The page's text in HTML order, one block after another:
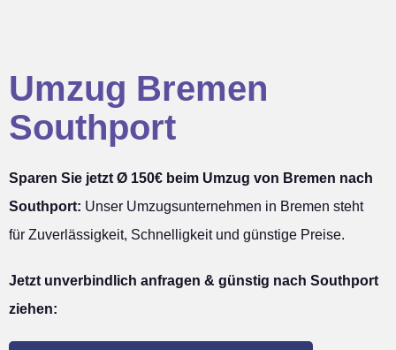
Umzug Bremen
Southport
Sparen Sie jetzt Ø 150€ beim Umzug von Bremen nach
Southport: Unser Umzugsunternehmen in Bremen steht
für Zuverlässigkeit, Schnelligkeit und günstige Preise.
Jetzt unverbindlich anfragen & günstig nach Southport
ziehen: